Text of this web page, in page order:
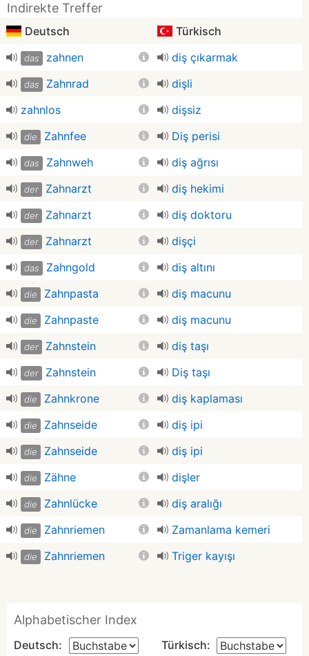
Indirekte Treffer
Deutsch Türkisch
das zahnen diş çıkarmak
das Zahnrad
dişli
zahnlos
dişsiz
die Zahnfee Diş perisi
das Zahnweh diş ağrısı
der Zahnarzt diş hekimi
der Zahnarzt diş doktoru
der Zahnarzt dişçi
das Zahngold diş altını
die Zahnpasta diş macunu
die Zahnpaste diş macunu
der Zahnstein diş taşı
der Zahnstein Diş taşı
die Zahnkrone diş kaplaması
die Zahnseide diş ipi
die Zahnseide diş ipi
die Zähne dişler
die Zahnlücke diş aralığı
die Zahnriemen Zamanlama kemeri
die Zahnriemen Triger kayışı
Alphabetischer Index
Deutsch: Türkisch: